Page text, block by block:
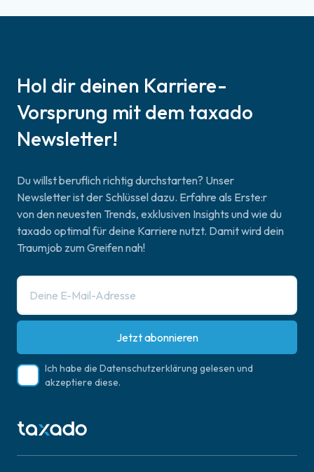
Hol dir deinen Karriere-
Vorsprung mit dem taxado
Newsletter!
Du willst beruflich richtig durchstarten? Unser
Newsletter ist der Schlüssel dazu. Erfahre als Erste:r
von den neuesten Trends, exklusiven Insights und wie du
taxado optimal für deine Karriere nutzt. Damit wird dein
Traumjob zum Greifen nah!
Jetzt abonnieren
Ich habe die Datenschutzerklärung gelesen und
akzeptiere diese.